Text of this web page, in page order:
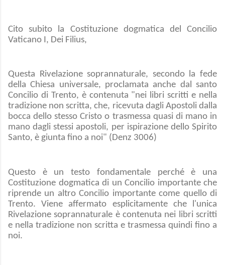
Cito subito la Costituzione dogmatica del Concilio
Vaticano I, Dei Filius,
Questa Rivelazione soprannaturale, secondo la fede
della Chiesa universale, proclamata anche dal santo
Concilio di Trento, è contenuta "nei libri scritti e nella
tradizione non scritta, che, ricevuta dagli Apostoli dalla
bocca dello stesso Cristo o trasmessa quasi di mano in
mano dagli stessi apostoli, per ispirazione dello Spirito
Santo, è giunta fino a noi" (Denz 3006)
Questo è un testo fondamentale perché è una
Costituzione dogmatica di un Concilio importante che
riprende un altro Concilio importante come quello di
Trento. Viene affermato esplicitamente che l'unica
Rivelazione soprannaturale è contenuta nei libri scritti
e nella tradizione non scritta e trasmessa quindi fino a
noi.